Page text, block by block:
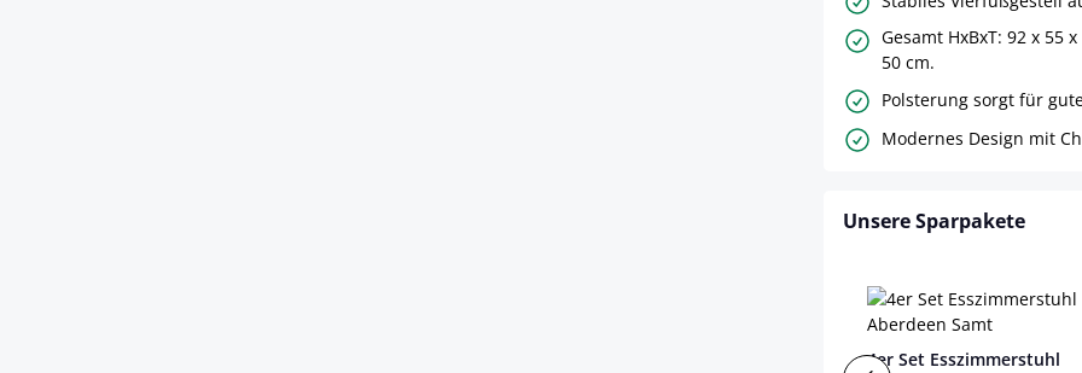
Gesamt HxBxT: 92 x 55
50 cm.
Polsterung sorgt für
Modernes Design mit
Unsere Sparpakete
4er Set Esszimmerstuhl